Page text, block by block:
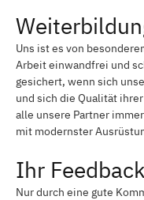
Uns ist es von
Arbeit einwandfrei und
gesichert, wenn sich
und sich die Qualität
alle unsere Partner
mit modernster
Ihr
Nur durch eine gute